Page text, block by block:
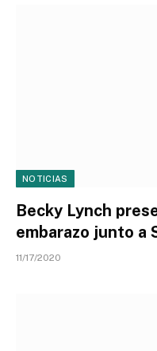
NOTICIAS
Becky Lynch
embarazo junto a
11/17/2020